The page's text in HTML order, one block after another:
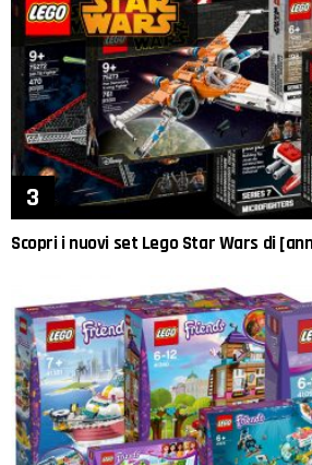
Scopri i nuovi set Lego Star Wars di